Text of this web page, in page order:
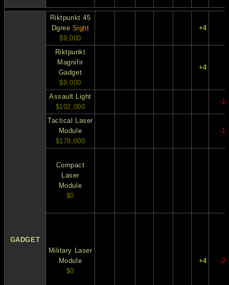
GADGET
Riktpunkt 45
Dgree Sight
$9,000
+4
Riktpunkt
Magnifir
Gadget
$9,000
+4
Assault Light
$102,000
-1
Tactical Laser
Module
$178,000
-1
Compact
Laser
Module
$0
Military Laser
Module
$0
+4 -2